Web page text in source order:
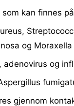
kan finnes
og
adenovirus og
gjennom